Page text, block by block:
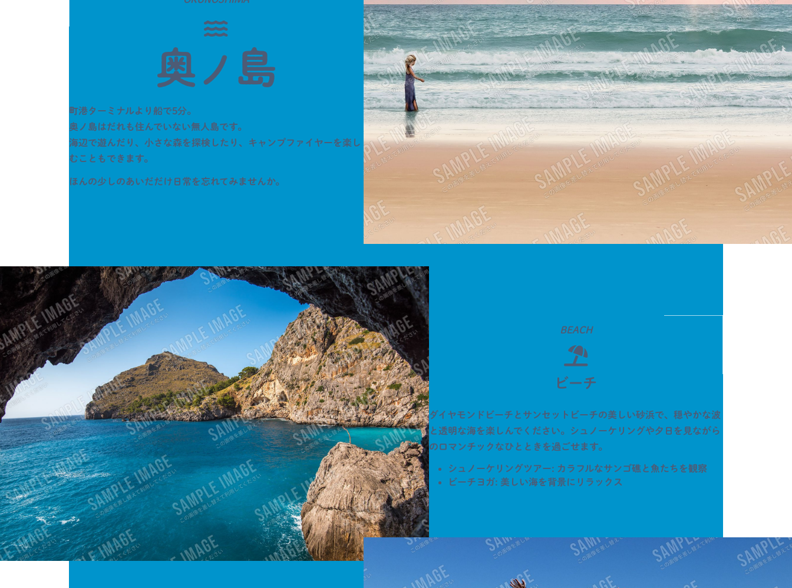
奥 ノ 島
町港ターミナルより船で5分。
奥ノ島はだれも住んでいない無人島です。
海辺で遊んだり、小さな森を探検したり、キャンプファイヤーを楽し
むこともできます。
ほんの少しのあいだだけ日常を忘れてみませんか。
BEACH
ビーチ
ダイヤモンドビーチとサンセットビーチの美しい砂浜で、穏やかな波
と透明な海を楽しんでください。シュノーケリングや夕日を見ながら
のロマンチックなひとときを過ごせます。
シュノーケリングツアー: カラフルなサンゴ礁と魚たちを観察
ビーチヨガ: 美しい海を背景にリラックス